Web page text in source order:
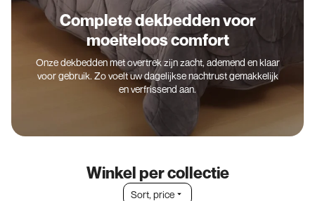
Complete dekbedden voor
moeiteloos comfort
Onze dekbedden met overtrek zijn zacht, ademend en klaar
voor gebruik. Zo voelt uw dagelijkse nachtrust gemakkelijk
en verfrissend aan.
Winkel per collectie
Sort by price
Sort, price